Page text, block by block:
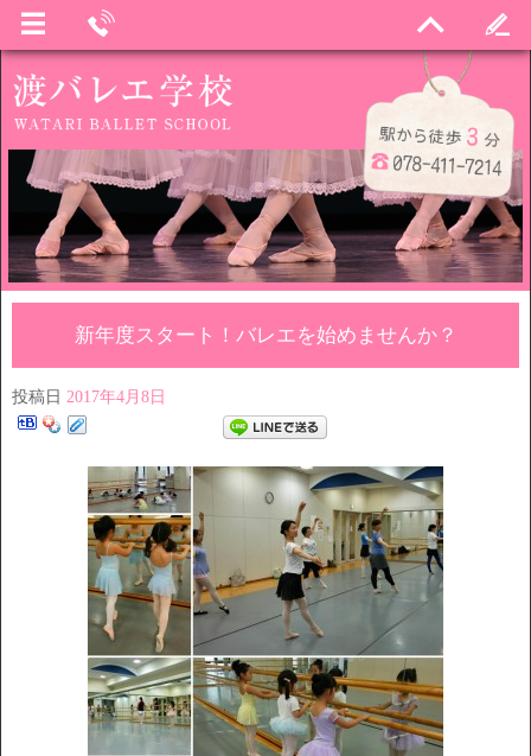
新年度スタート！バレエを始めませんか？
投稿日 2017年4月8日